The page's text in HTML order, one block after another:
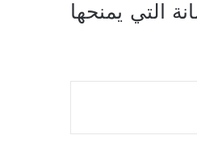
التي يمنحها